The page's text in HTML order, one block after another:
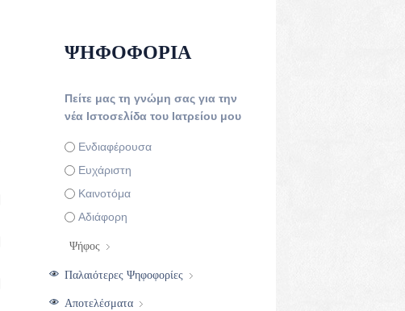
ΨΗΦΟΦΟΡΊΑ
Πείτε μας τη γνώμη σας για την
νέα Ιστοσελίδα του Ιατρείου μου
Επιλογές
Ενδιαφέρουσα
Ευχάριστη
Καινοτόμα
Αδιάφορη
Παλαιότερες Ψηφοφορίες
Αποτελέσματα